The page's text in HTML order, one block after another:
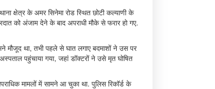
क्षेत्र के अमर सिनेमा रोड स्थित छोटी कल्याणी के
को अंजाम देने के बाद अपराधी मौके से फरार हो गए.
मौजूद था, तभी पहले से घात लगाए बदमाशों ने उस पर
पहुंचाया गया, जहां डॉक्टरों ने उसे मृत घोषित
मामलों में सामने आ चुका था. पुलिस रिकॉर्ड के